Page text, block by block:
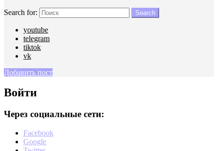
Search for: Search
youtube
telegram
tiktok
vk
Добавить пост
Войти
Через социальные сети:
Facebook
Google